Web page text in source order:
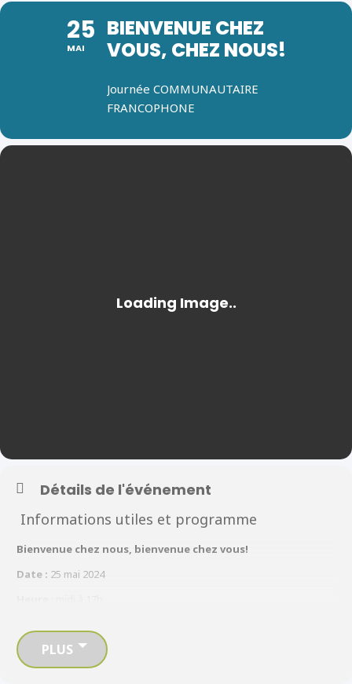
25
MAI
BIENVENUE CHEZ
VOUS, CHEZ NOUS!
Journée COMMUNAUTAIRE
FRANCOPHONE
Détails de l'événement
Informations utiles et programme
Bienvenue chez nous, bienvenue chez vous!
Date : 25 mai 2024
Navettes
PLUS